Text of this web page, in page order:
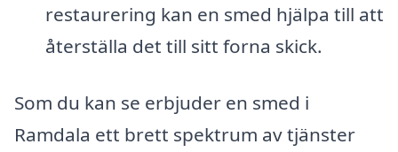
restaurering kan en smed hjälpa till att
återställa det till sitt forna skick.
Som du kan se erbjuder en smed i
Ramdala ett brett spektrum av tjänster